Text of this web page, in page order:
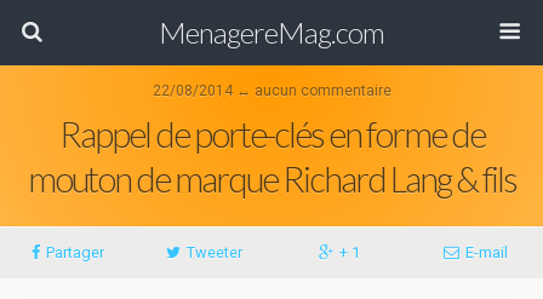
MenagereMag.com
22/08/2014 ↔ aucun commentaire
Rappel de porte-clés en forme de
mouton de marque Richard Lang & fils
Partager Tweeter + 1 E-mail